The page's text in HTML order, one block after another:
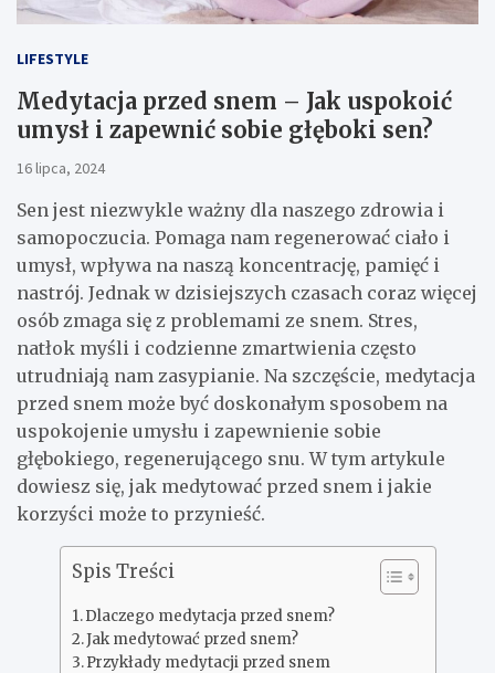
LIFESTYLE
Medytacja przed snem – Jak uspokoić
umysł i zapewnić sobie głęboki sen?
16 lipca, 2024
Sen jest niezwykle ważny dla naszego zdrowia i
samopoczucia. Pomaga nam regenerować ciało i
umysł, wpływa na naszą koncentrację, pamięć i
nastrój. Jednak w dzisiejszych czasach coraz więcej
osób zmaga się z problemami ze snem. Stres,
natłok myśli i codzienne zmartwienia często
utrudniają nam zasypianie. Na szczęście, medytacja
przed snem może być doskonałym sposobem na
uspokojenie umysłu i zapewnienie sobie
głębokiego, regenerującego snu. W tym artykule
dowiesz się, jak medytować przed snem i jakie
korzyści może to przynieść.
Spis Treści
Dlaczego medytacja przed snem?
Jak medytować przed snem?
Przykłady medytacji przed snem